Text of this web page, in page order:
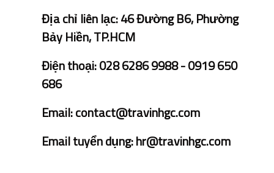
Địa chỉ liên lạc: 46 Đường B6, Phường
Bảy Hiền, TP.HCM
Điện thoại: 028 6286 9988 - 0919 650
686
Email: contact@travinhgc.com
Email tuyển dụng: hr@travinhgc.com